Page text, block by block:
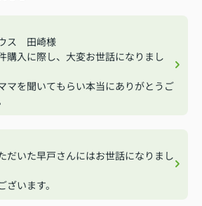
ス 田崎様
購入に際し、大変お世話になりまし
マを聞いてもらい本当にありがとうご
だいた早戸さんにはお世話になりまし
ざいます。